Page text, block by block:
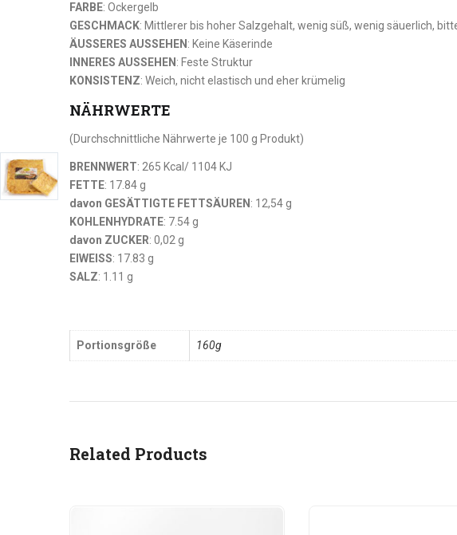
FARBE: Ockergelb
GESCHMACK: Mittlerer bis hoher Salzgehalt, wenig süß, wenig säuerlich,
ÄUSSERES AUSSEHEN : Keine Käserinde
INNERES AUSSEHEN : Feste Struktur
KONSISTENZ: Weich, nicht elastisch und eher krümelig
NÄHRWERTE
(Durchschnittliche Nährwerte je 100 g Produkt)
BRENNWERT: 265 Kcal/ 1104 KJ
FETTE: 17.84 g
davon GESÄTTIGTE FETTSÄUREN: 12,54 g
KOHLENHYDRATE: 7.54 g
davon ZUCKER: 0,02 g
EIWEISS: 17.83 g
SALZ: 1.11 g
Portionsgröße 160g
Related Products